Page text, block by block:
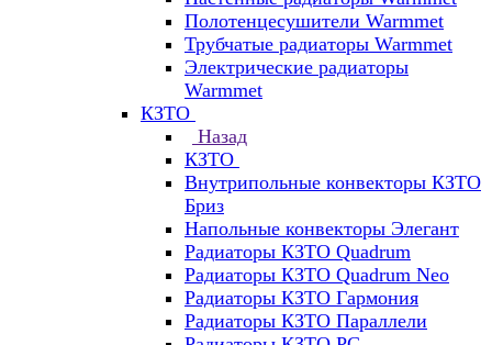
Полотенцесушители Warmmet
Трубчатые радиаторы Warmmet
Электрические радиаторы
Warmmet
КЗТО
Назад
КЗТО
Внутрипольные конвекторы КЗТО
Бриз
Напольные конвекторы Элегант
Радиаторы КЗТО Quadrum
Радиаторы КЗТО Quadrum Neo
Радиаторы КЗТО Гармония
Радиаторы КЗТО Параллели